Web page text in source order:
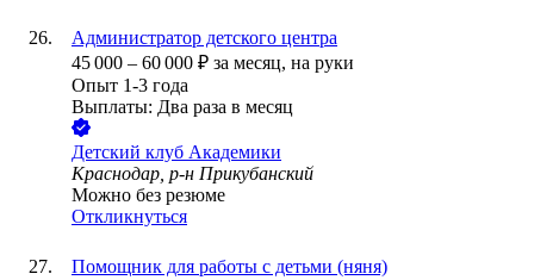
Администратор детского центра
45 000 – 60 000 ₽ за месяц, на руки
Опыт 1-3 года
Выплаты: Два раза в месяц
Детский клуб Академики
Краснодар, р-н Прикубанский
Можно без резюме
Откликнуться
Помощник для работы с детьми (няня)